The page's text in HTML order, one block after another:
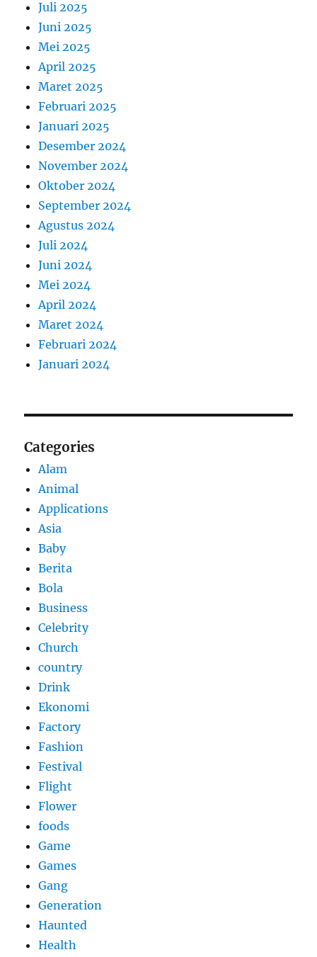
Juli 2025
Juni 2025
Mei 2025
April 2025
Maret 2025
Februari 2025
Januari 2025
Desember 2024
November 2024
Oktober 2024
September 2024
Agustus 2024
Juli 2024
Juni 2024
Mei 2024
April 2024
Maret 2024
Februari 2024
Januari 2024
Categories
Alam
Animal
Applications
Asia
Baby
Berita
Bola
Business
Celebrity
Church
country
Drink
Ekonomi
Factory
Fashion
Festival
Flight
Flower
foods
Game
Games
Gang
Generation
Haunted
Health